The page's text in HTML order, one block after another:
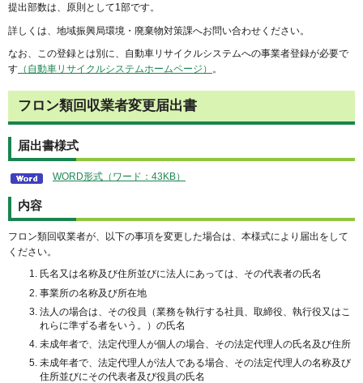
提出部数は、原則として1部です。
詳しくは、地域振興局環境・廃棄物対策課へお問い合わせください。
なお、この登録とは別に、自動車リサイクルシステムへの事業者登録が必要で
す （自動車リサイクルシステムホームページ） 。
フロン類回収業者変更届出書
届出書様式
WORD形式（ワード：43KB）
内容
フロン類回収業者が、以下の事項を変更した場合は、本様式により届出をして
ください。
氏名又は名称及び住所並びに法人にあっては、その代表者の氏名
事業所の名称及び所在地
法人の場合は、その役員（業務を執行する社員、取締役、執行役又はこ
れらに準ずる者をいう。）の氏名
未成年者で、法定代理人が個人の場合、その法定代理人の氏名及び住所
未成年者で、法定代理人が法人である場合、その法定代理人の名称及び
住所並びにその代表者及び役員の氏名